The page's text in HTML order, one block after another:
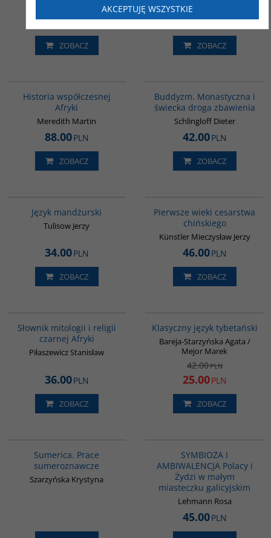
37.00PLN
ZOBACZ
36.00PLN
ZOBACZ
Historia współczesnej
Afryki
Meredith Martin
88.00PLN
ZOBACZ
Buddyzm. Monastyczna i
świecka droga zbawienia
Schlingloff Dieter
42.00PLN
ZOBACZ
Język mandżurski
Tulisow Jerzy
34.00PLN
ZOBACZ
Pierwsze wieki cesarstwa
chińskiego
Künstler Mieczysław Jerzy
46.00PLN
ZOBACZ
Słownik mitologii i religii
czarnej Afryki
Piłaszewicz Stanisław
36.00PLN
ZOBACZ
Klasyczny język tybetański
Bareja-Starzyńska Agata /
Mejor Marek
42.00PLN
25.00PLN
ZOBACZ
Sumerica. Prace
sumeroznawcze
Szarzyńska Krystyna
SYMBIOZA I
AMBIWALENCJA Polacy i
Żydzi w małym
miasteczku galicyjskim
Lehmann Rosa
45.00PLN
AKCEPTUJĘ WSZYSTKIE